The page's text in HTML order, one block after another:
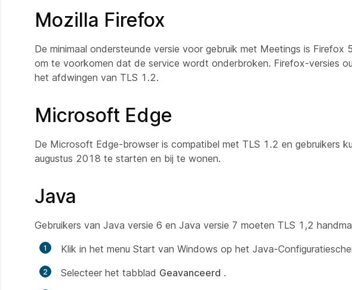
Mozilla Firefox
De minimaal ondersteunde versie voor gebruik met Meetings is
om te voorkomen dat de service wordt onderbroken. Firefox-versies
het afdwingen van TLS 1.2.
Microsoft Edge
De Microsoft Edge-browser is compatibel met TLS 1.2 en gebruikers
augustus 2018 te starten en bij te wonen.
Java
Gebruikers van Java versie 6 en Java versie 7 moeten TLS 1,2
Klik in het menu Start van Windows op het Java-
Selecteer het tabblad Geavanceerd .